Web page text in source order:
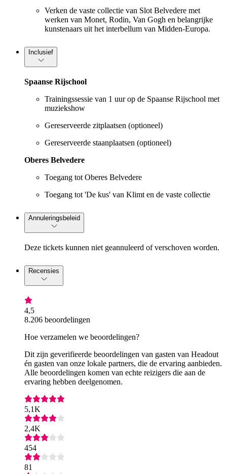
Verken de vaste collectie van Slot Belvedere met
werken van Monet, Rodin, Van Gogh en belangrijke
kunstenaars uit het interbellum van Midden-Europa.
Inclusief
Spaanse Rijschool
Trainingssessie van 1 uur op de Spaanse Rijschool met
muziekshow
Gereserveerde zitplaatsen (optioneel)
Gereserveerde staanplaatsen (optioneel)
Oberes Belvedere
Toegang tot Oberes Belvedere
Toegang tot 'De kus' van Klimt en de vaste collectie
Annuleringsbeleid
Deze tickets kunnen niet geannuleerd of verschoven worden.
Recensies
4,5
8.206 beoordelingen
Hoe verzamelen we beoordelingen?
Dit zijn geverifieerde beoordelingen van gasten van Headout
én gasten van onze lokale partners, die de ervaring aanbieden.
Alle beoordelingen komen van echte reizigers die aan de
ervaring hebben deelgenomen.
5,1K
2,4K
454
81